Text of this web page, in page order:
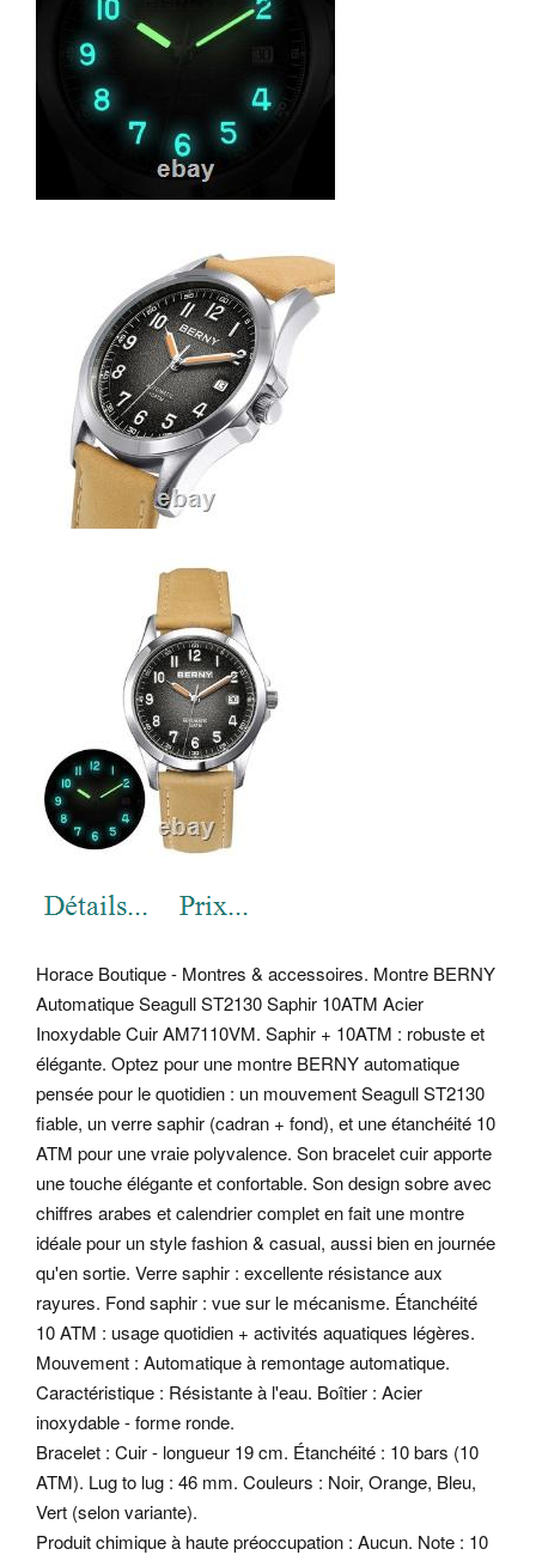
Horace Boutique - Montres & accessoires. Montre BERNY
Automatique Seagull ST2130 Saphir 10ATM Acier
Inoxydable Cuir AM7110VM. Saphir + 10ATM : robuste et
élégante. Optez pour une montre BERNY automatique
pensée pour le quotidien : un mouvement Seagull ST2130
fiable, un verre saphir (cadran + fond), et une étanchéité 10
ATM pour une vraie polyvalence. Son bracelet cuir apporte
une touche élégante et confortable. Son design sobre avec
chiffres arabes et calendrier complet en fait une montre
idéale pour un style fashion & casual, aussi bien en journée
qu'en sortie. Verre saphir : excellente résistance aux
rayures. Fond saphir : vue sur le mécanisme. Étanchéité
10 ATM : usage quotidien + activités aquatiques légères.
Mouvement : Automatique à remontage automatique.
Caractéristique : Résistante à l'eau. Boîtier : Acier
inoxydable - forme ronde.
Bracelet : Cuir - longueur 19 cm. Étanchéité : 10 bars (10
ATM). Lug to lug : 46 mm. Couleurs : Noir, Orange, Bleu,
Vert (selon variante).
Produit chimique à haute préoccupation : Aucun. Note : 10